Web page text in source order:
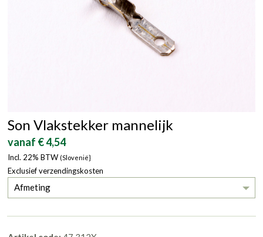
Son Vlakstekker mannelijk
vanaf € 4,54
Incl. 22% BTW (Slovenië}
Exclusief verzendingskosten
Afmeting